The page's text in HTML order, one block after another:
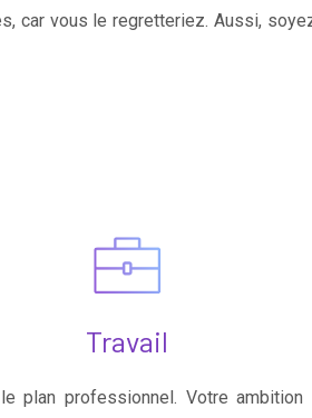
car vous le regretteriez. Aussi,
Travail
plan professionnel. Votre